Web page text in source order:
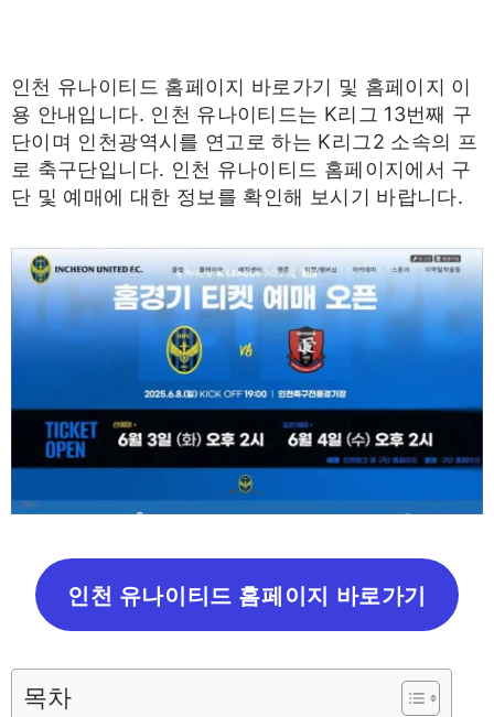
인천 유나이티드 홈페이지 바로가기 및 홈페이지 이
용 안내입니다. 인천 유나이티드는 K리그 13번째 구
단이며 인천광역시를 연고로 하는 K리그2 소속의 프
로 축구단입니다. 인천 유나이티드 홈페이지에서 구
단 및 예매에 대한 정보를 확인해 보시기 바랍니다.
인천 유나이티드 홈페이지 바로가기
목차